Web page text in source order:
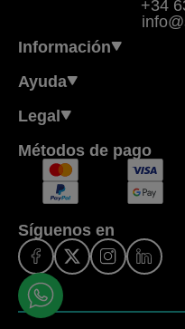
+34
Información
Ayuda
Legal
Métodos de pago
Síguenos en